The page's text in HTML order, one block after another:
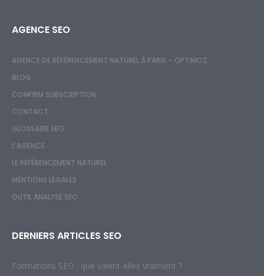
AGENCE SEO
AGENCE DE RÉFÉRENCEMENT NATUREL À PARIS – OPTIMOZ
BLOG
CONFIRM SUBSCRIPTION
CONTACT
GLOSSAIRE SEO
L’AGENCE
LE RÉFÉRENCEMENT NATUREL
MENTIONS LÉGALES
OUTIL ANALYSE SEO
DERNIERS ARTICLES SEO
Formations SEO : que valent-elles vraiment ?